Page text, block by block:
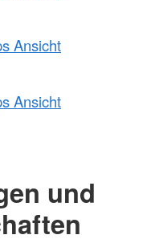
Ansicht
Ansicht
und